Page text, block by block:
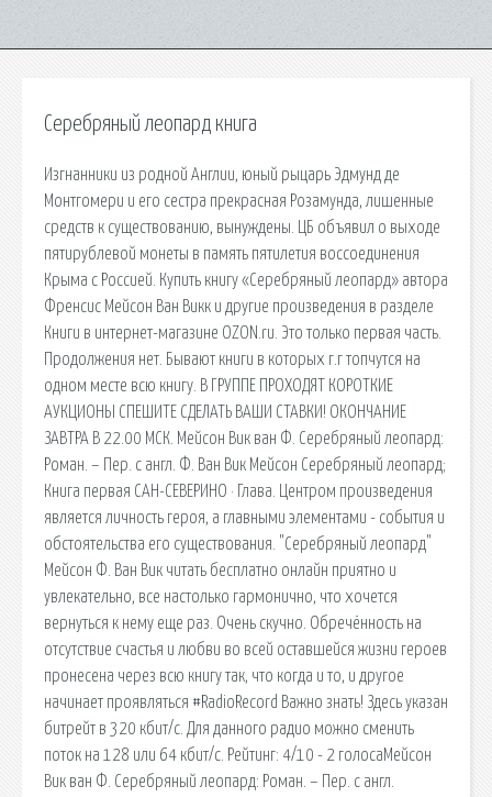
Серебряный леопард книга
Изгнанники из родной Англии, юный рыцарь Эдмунд де
Монтгомери и его сестра прекрасная Розамунда, лишенные
средств к существованию, вынуждены. ЦБ объявил о выходе
пятирублевой монеты в память пятилетия воссоединения
Крыма с Россией. Купить книгу «Серебряный леопард» автора
Френсис Мейсон Ван Викк и другие произведения в разделе
Книги в интернет-магазине OZON.ru. Это только первая часть.
Продолжения нет. Бывают книги в которых г.г топчутся на
одном месте всю книгу. В ГРУППЕ ПРОХОДЯТ КОРОТКИЕ
АУКЦИОНЫ СПЕШИТЕ СДЕЛАТЬ ВАШИ СТАВКИ! ОКОНЧАНИЕ
ЗАВТРА В 22.00 МСК. Мейсон Вик ван Ф. Серебряный леопард:
Роман. – Пер. с англ. Ф. Ван Вик Мейсон Серебряный леопард;
Книга первая САН-СЕВЕРИНО · Глава. Центром произведения
является личность героя, а главными элементами - события и
обстоятельства его существования. "Серебряный леопард"
Мейсон Ф. Ван Вик читать бесплатно онлайн приятно и
увлекательно, все настолько гармонично, что хочется
вернуться к нему еще раз. Очень скучно. Обречённость на
отсутствие счастья и любви во всей оставшейся жизни героев
пронесена через всю книгу так, что когда и то, и другое
начинает проявляться #RadioRecord Важно знать! Здесь указан
битрейт в 320 кбит/с. Для данного радио можно сменить
поток на 128 или 64 кбит/с. Рейтинг: 4/10 - 2 голосаМейсон
Вик ван Ф. Серебряный леопард: Роман. – Пер. с англ.